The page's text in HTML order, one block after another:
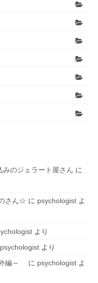
みのジェラート屋さん に
さん☆ に psychologist よ
より
psychologist より
編～
に psychologist よ